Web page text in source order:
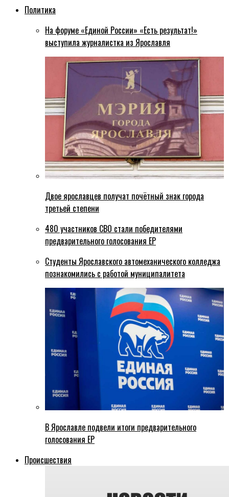
Политика
На форуме «Единой России» «Есть результат!»
выступила журналистка из Ярославля
Двое ярославцев получат почётный знак города
третьей степени
480 участников СВО стали победителями
предварительного голосования ЕР
Студенты Ярославского автомеханического колледжа
познакомились с работой муниципалитета
В Ярославле подвели итоги предварительного
голосования ЕР
Происшествия